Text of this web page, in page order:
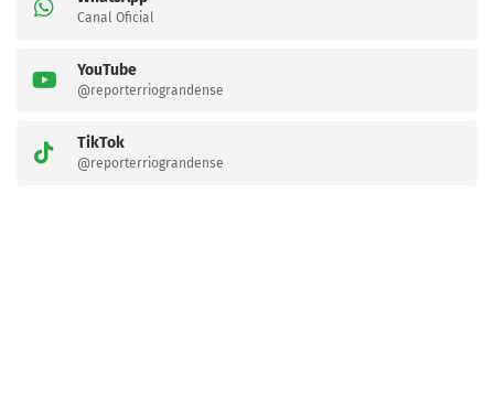
Canal Oficial
YouTube
@reporterriograndense
TikTok
@reporterriograndense